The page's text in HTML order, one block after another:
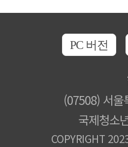
PC 버전
(07508) 서
국제청소
COPYRIGHT